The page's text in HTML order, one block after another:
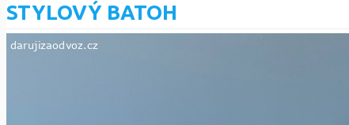
STYLOVÝ BATOH